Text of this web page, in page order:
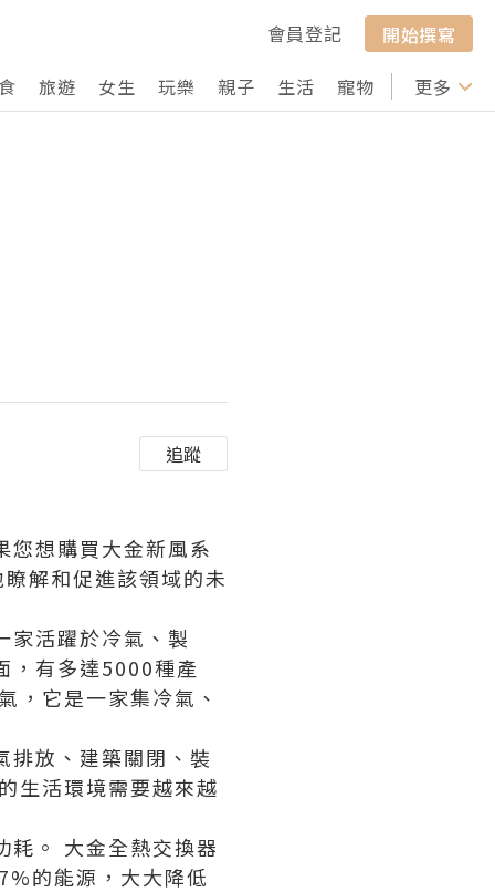
會員登記
開始撰寫
旅遊 女生 玩樂 親子 生活 寵物 行山 打卡
更多
追蹤
您想購買大金新風系
解和促進該領域的未
家活躍於冷氣、製
，有多達5000種產
，它是一家集冷氣、
排放、建築關閉、裝
生活環境需要越來越
耗。 大金全熱交換器
的能源，大大降低